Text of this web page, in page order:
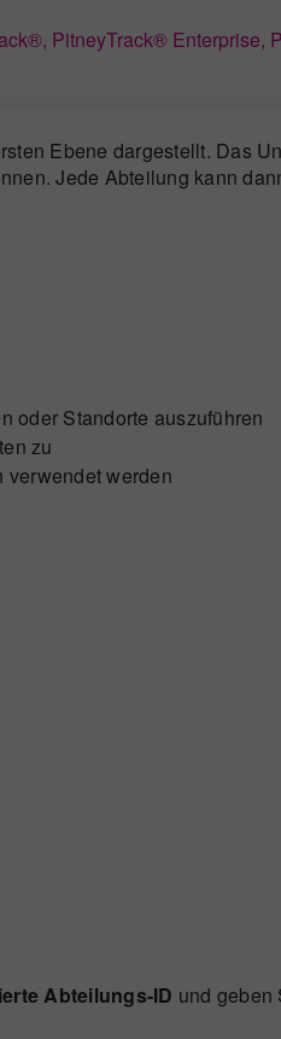
PitneyTrack® Enterprise,
Ebene dargestellt. Das
Jede Abteilung kann
oder Standorte auszuführen
zu
verwendet werden
Abteilungs-ID und geben